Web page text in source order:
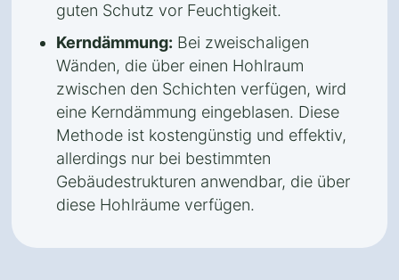
guten Schutz vor Feuchtigkeit.
Kerndämmung: Bei zweischaligen
Wänden, die über einen Hohlraum
zwischen den Schichten verfügen, wird
eine Kerndämmung eingeblasen. Diese
Methode ist kostengünstig und effektiv,
allerdings nur bei bestimmten
Gebäudestrukturen anwendbar, die über
diese Hohlräume verfügen.